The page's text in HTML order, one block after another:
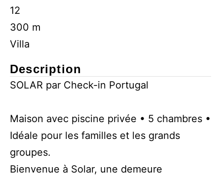
12
300 m
Villa
Description
SOLAR par Check-in Portugal
Maison avec piscine privée • 5 chambres •
Idéale pour les familles et les grands
groupes.
Bienvenue à Solar, une demeure